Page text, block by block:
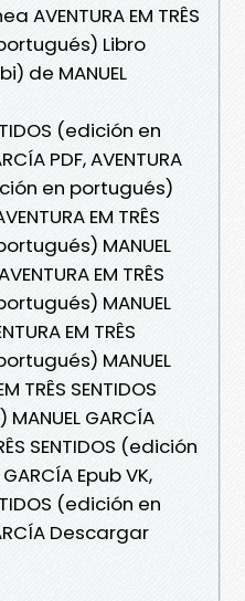
AVENTURA EM TRÊS
Libro
de MANUEL
(edición en
PDF, AVENTURA
en portugués)
EM TRÊS
MANUEL
EM TRÊS
MANUEL
EM TRÊS
MANUEL
TRÊS SENTIDOS
GARCÍA
SENTIDOS (edición
Epub VK,
(edición en
Descargar